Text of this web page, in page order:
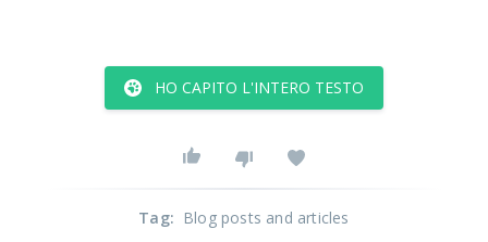
HO CAPITO L'INTERO TESTO
Tag: Blog posts and articles